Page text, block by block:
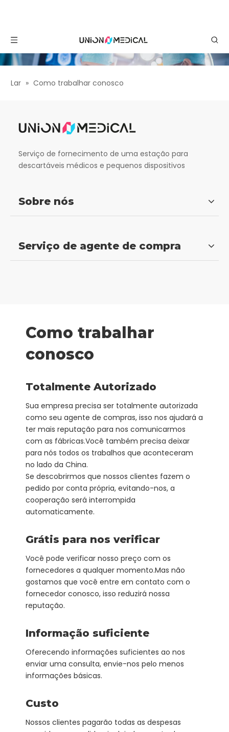
Lar » Como trabalhar conosco
Serviço de fornecimento de uma estação para
descartáveis ​​médicos e pequenos dispositivos
Sobre nós
Serviço de agente de compra
Como trabalhar
conosco
Totalmente Autorizado
Sua empresa precisa ser totalmente autorizada
como seu agente de compras, isso nos ajudará a
ter mais reputação para nos comunicarmos
com as fábricas.Você também precisa deixar
para nós todos os trabalhos que aconteceram
no lado da China.
Se descobrirmos que nossos clientes fazem o
pedido por conta própria, evitando-nos, a
cooperação será interrompida
automaticamente.
Grátis para nos verificar
Você pode verificar nosso preço com os
fornecedores a qualquer momento.Mas não
gostamos que você entre em contato com o
fornecedor conosco, isso reduzirá nossa
reputação.
Informação suficiente
Oferecendo informações suficientes ao nos
enviar uma consulta, envie-nos pelo menos
informações básicas.
Custo
Nossos clientes pagarão todas as despesas